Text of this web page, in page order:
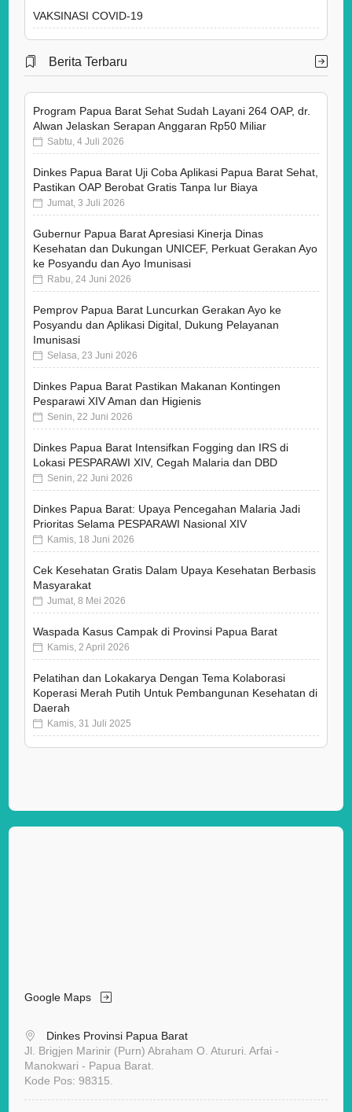
VAKSINASI COVID-19
Berita Terbaru
Program Papua Barat Sehat Sudah Layani 264 OAP, dr.
Alwan Jelaskan Serapan Anggaran Rp50 Miliar
Sabtu, 4 Juli 2026
Dinkes Papua Barat Uji Coba Aplikasi Papua Barat Sehat,
Pastikan OAP Berobat Gratis Tanpa Iur Biaya
Jumat, 3 Juli 2026
Gubernur Papua Barat Apresiasi Kinerja Dinas
Kesehatan dan Dukungan UNICEF, Perkuat Gerakan Ayo
ke Posyandu dan Ayo Imunisasi
Rabu, 24 Juni 2026
Pemprov Papua Barat Luncurkan Gerakan Ayo ke
Posyandu dan Aplikasi Digital, Dukung Pelayanan
Imunisasi
Selasa, 23 Juni 2026
Dinkes Papua Barat Pastikan Makanan Kontingen
Pesparawi XIV Aman dan Higienis
Senin, 22 Juni 2026
Dinkes Papua Barat Intensifkan Fogging dan IRS di
Lokasi PESPARAWI XIV, Cegah Malaria dan DBD
Senin, 22 Juni 2026
Dinkes Papua Barat: Upaya Pencegahan Malaria Jadi
Prioritas Selama PESPARAWI Nasional XIV
Kamis, 18 Juni 2026
Cek Kesehatan Gratis Dalam Upaya Kesehatan Berbasis
Masyarakat
Jumat, 8 Mei 2026
Waspada Kasus Campak di Provinsi Papua Barat
Kamis, 2 April 2026
Pelatihan dan Lokakarya Dengan Tema Kolaborasi
Koperasi Merah Putih Untuk Pembangunan Kesehatan di
Daerah
Kamis, 31 Juli 2025
Google Maps
Dinkes Provinsi Papua Barat
Jl. Brigjen Marinir (Purn) Abraham O. Atururi. Arfai -
Manokwari - Papua Barat.
Kode Pos: 98315.